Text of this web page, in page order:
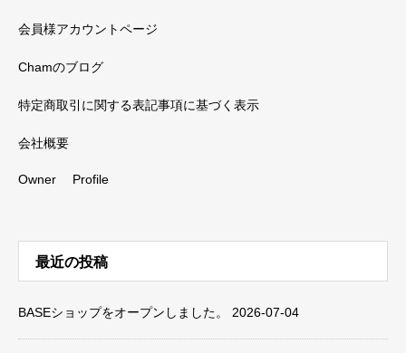
会員様アカウントページ
Chamのブログ
特定商取引に関する表記事項に基づく表示
会社概要
Owner Profile
最近の投稿
BASEショップをオープンしました。 2026-07-04